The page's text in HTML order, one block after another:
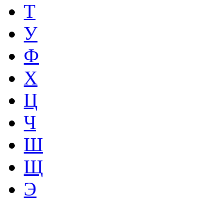
Т
У
Ф
Х
Ц
Ч
Ш
Щ
Э